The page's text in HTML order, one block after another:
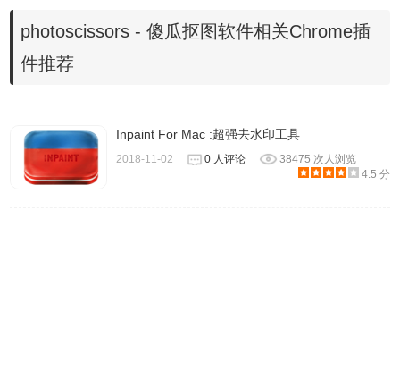
PhotoScissors提供了一个非常简单的方法来切割一个背景图
像。而不是试图准确地附上一个区域，在繁琐的专业图形编
想保留的区域，然后程序会自动没有休息。感谢裁剪边缘优
化分析，你不必去寻找像素试图选择不想要的背景。
photoscissors - 傻瓜抠图软件相关Chrome插
件推荐
Inpaint For Mac :超强去水印工具
2018-11-02 0 人评论
38475 次人浏览
4.5 分